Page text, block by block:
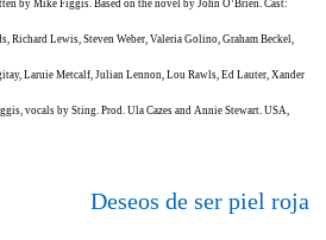
by Mike Figgis. Based on the novel by John O’Brien. Cast:
Richard Lewis, Steven Weber, Valeria Golino, Graham Beckel,
Laruie Metcalf, Julian Lennon, Lou Rawls, Ed Lauter, Xander
vocals by Sting. Prod. Ula Cazes and Annie Stewart. USA,
Deseos de ser piel roja